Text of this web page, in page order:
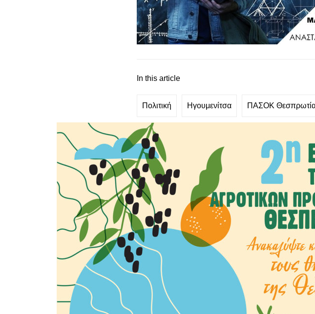
In this article
Πολιτική Ηγουμενίτσα ΠΑΣΟΚ